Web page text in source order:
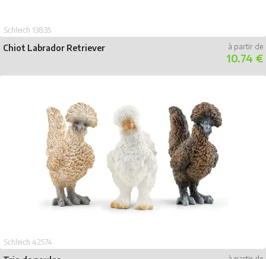
Chiot Labrador Retriever
Schleich 13835
10.74 €
Schleich 42574